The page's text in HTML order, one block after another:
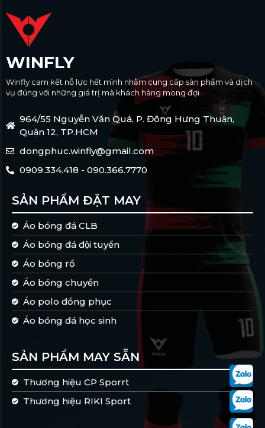
WINFLY
Winfly cam kết nỗ lực hết mình nhằm cung cấp sản phẩm và dịch
vụ đúng với những giá trị mà khách hàng mong đợi
964/55 Nguyễn Văn Quá, P. Đông Hưng Thuận,
Quận 12, TP.HCM
dongphuc.winfly@gmail.com
0909.334.418 - 090.366.7770
SẢN PHẨM ĐẶT MAY
Áo bóng đá CLB
Áo bóng đá đội tuyển
Áo bóng rổ
Áo bóng chuyền
Áo polo đồng phục
Áo bóng đá học sinh
SẢN PHẨM MAY SẴN
Thương hiệu CP Sporrt
Thương hiệu RIKI Sport